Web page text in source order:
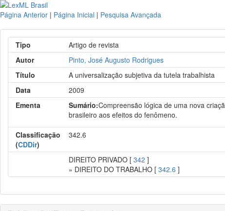
Página Anterior | Página Inicial | Pesquisa Avançada
Tipo
Artigo de revista
Autor
Pinto, José Augusto Rodrigues
Título
A universalização subjetiva da tutela trabalhista
Data
2009
Ementa
Sumário:Compreensão lógica de uma nova
brasileiro aos efeitos do fenômeno.
Classificação
(CDDir)
342.6
DIREITO PRIVADO [342 ]
» DIREITO DO TRABALHO [342.6 ]